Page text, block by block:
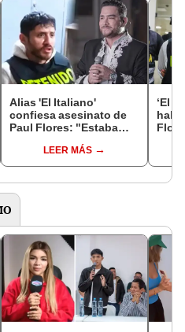
Alias 'El Italiano'
confiesa asesinato de
Paul Flores: "Estaba
'dispara'"LEER MÁS
‘El